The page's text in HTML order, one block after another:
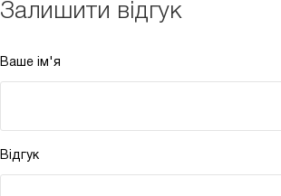
Залишити відгук
Ваше ім'я
Відгук